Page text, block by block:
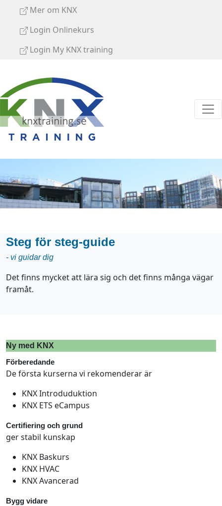
Mer om KNX
Login Onlinekurs
Login My KNX training
Steg för steg-guide
- vi guidar dig
Det finns mycket att lära sig och det finns många vägar
framåt.
Ny med KNX
Förberedande
De första kurserna vi rekomenderar är
KNX Introduduktion
KNX ETS eCampus
Certifiering och grund
ger stabil kunskap
KNX Baskurs
KNX HVAC
KNX Avancerad
Bygg vidare